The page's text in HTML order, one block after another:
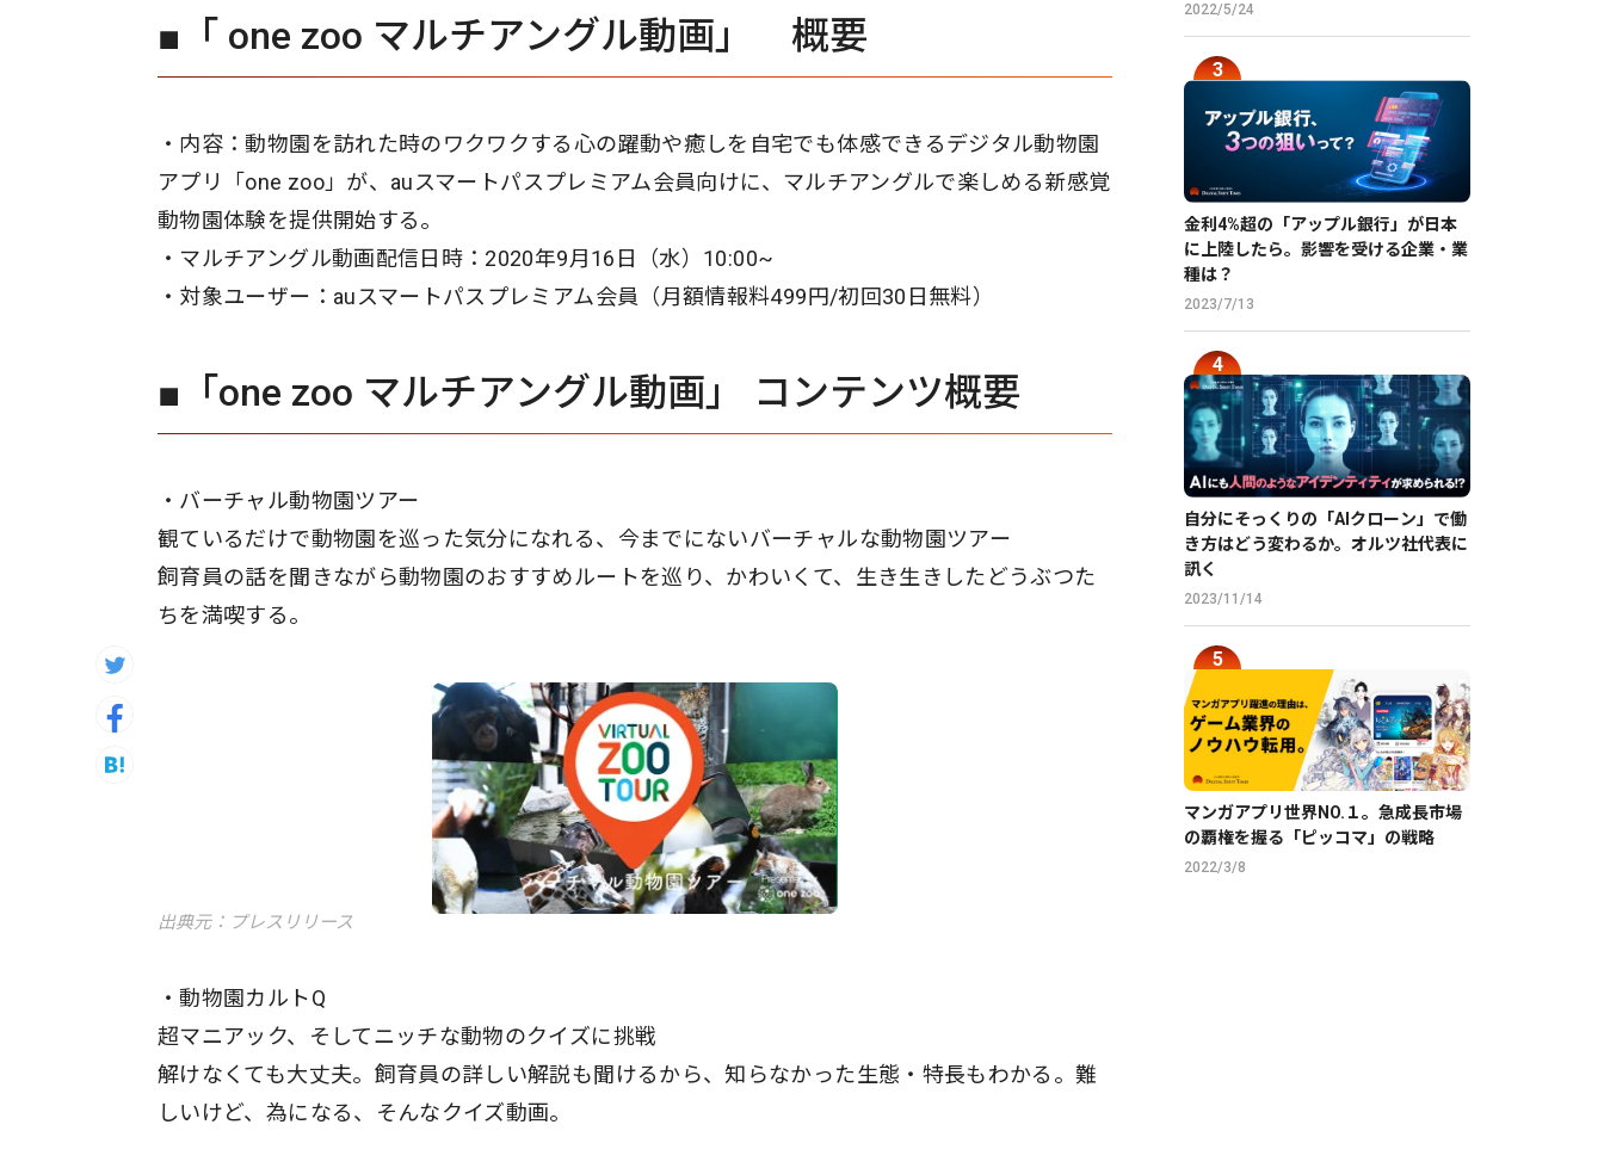
■「 one zoo マルチアングル動画」 概要
・内容：動物園を訪れた時のワクワクする心の躍動や癒しを自宅でも体感できるデジタル動物園
アプリ「one zoo」が、auスマートパスプレミアム会員向けに、マルチアングルで楽しめる新感覚
動物園体験を提供開始する。
・マルチアングル動画配信日時：2020年9月16日（水）10:00~
・対象ユーザー：auスマートパスプレミアム会員（月額情報料499円/初回30日無料）
■「one zoo マルチアングル動画」 コンテンツ概要
・バーチャル動物園ツアー
観ているだけで動物園を巡った気分になれる、今までにないバーチャルな動物園ツアー
飼育員の話を聞きながら動物園のおすすめルートを巡り、かわいくて、生き生きしたどうぶつた
ちを満喫する。
出典元：プレスリリース
・動物園カルトQ
超マニアック、そしてニッチな動物のクイズに挑戦
解けなくても大丈夫。飼育員の詳しい解説も聞けるから、知らなかった生態・特長もわかる。難
しいけど、為になる、そんなクイズ動画。
2022/5/24
金利4%超の「アップル銀行」が日本
に上陸したら。影響を受ける企業・業
種は？
2023/7/13
自分にそっくりの「AIクローン」で働
き方はどう変わるか。オルツ社代表に
訊く
2023/11/14
マンガアプリ世界NO.１。急成長市場
の覇権を握る「ピッコマ」の戦略
2022/3/8